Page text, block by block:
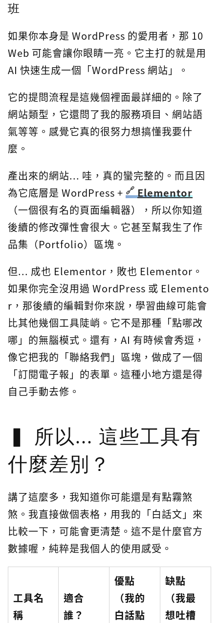
班
如果你本身是 WordPress 的愛用者，那 10
Web 可能會讓你眼睛一亮。它主打的就是用
AI 快速生成一個「WordPress 網站」。
它的提問流程是這幾個裡面最詳細的。除了
網站類型，它還問了我的服務項目、網站語
氣等等。感覺它真的很努力想搞懂我要什
麼。
產出來的網站... 哇，真的蠻完整的。而且因
為它底層是 WordPress +
Elementor
（一個很有名的頁面編輯器），所以你知道
後續的修改彈性會很大。它甚至幫我生了作
品集（Portfolio）區塊。
但... 成也 Elementor，敗也 Elementor。
如果你完全沒用過 WordPress 或 Elemento
r，那後續的編輯對你來說，學習曲線可能會
比其他幾個工具陡峭。它不是那種「點哪改
哪」的無腦模式。還有，AI 有時候會秀逗，
像它把我的「聯絡我們」區塊，做成了一個
「訂閱電子報」的表單。這種小地方還是得
自己手動去修。
所以... 這些工具有
什麼差別？
講了這麼多，我知道你可能還是有點霧煞
煞。我直接做個表格，用我的「白話文」來
比較一下，可能會更清楚。這不是什麼官方
數據喔，純粹是我個人的使用感受。
工具名
稱
適合
誰？
優點
（我的
白話點
缺點
（我最
想吐槽